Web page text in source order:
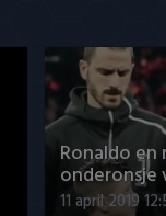
Ronaldo
onderonsje
11 april 2019